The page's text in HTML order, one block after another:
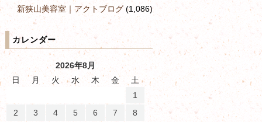
新狭山美容室｜アクトブログ(1,086)
カレンダー
2026年8月
日
月 火 水 木 金
土
1
2
3 4 5 6 7
8